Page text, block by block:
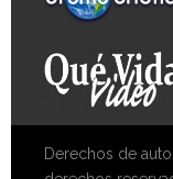
Derechos de